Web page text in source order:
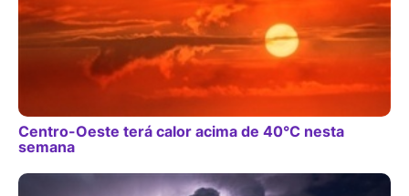
Centro-Oeste terá calor acima de 40°C nesta
semana